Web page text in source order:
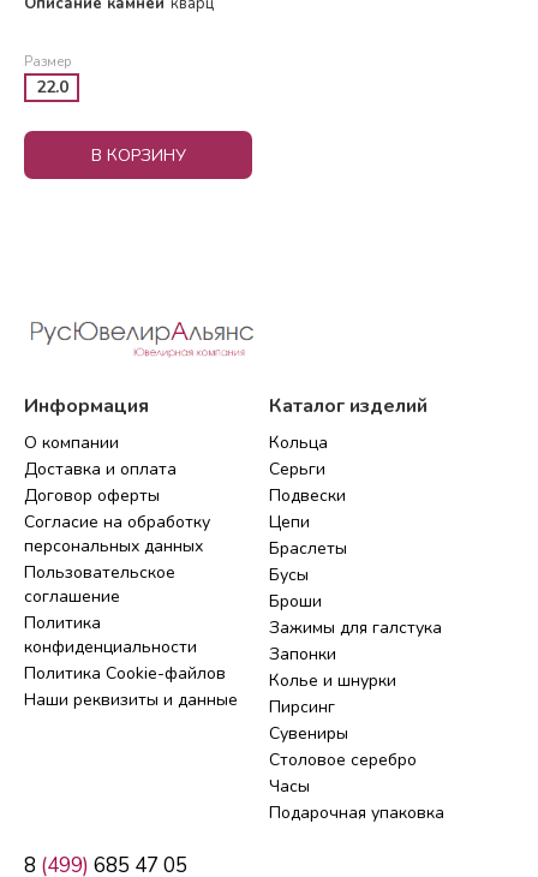
Размер
22.0
В КОРЗИНУ
Информация
О компании
Доставка и оплата
Договор оферты
Согласие на обработку
персональных данных
Пользовательское
соглашение
Политика
конфиденциальности
Политика Cookie-файлов
Наши реквизиты и данные
Каталог изделий
Кольца
Серьги
Подвески
Цепи
Браслеты
Бусы
Броши
Зажимы для галстука
Запонки
Колье и шнурки
Пирсинг
Сувениры
Столовое серебро
Часы
Подарочная упаковка
8 (499) 685 47 05